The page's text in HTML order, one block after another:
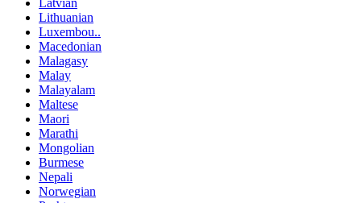
Lithuanian
Luxembou..
Macedonian
Malagasy
Malay
Malayalam
Maltese
Maori
Marathi
Mongolian
Burmese
Nepali
Norwegian